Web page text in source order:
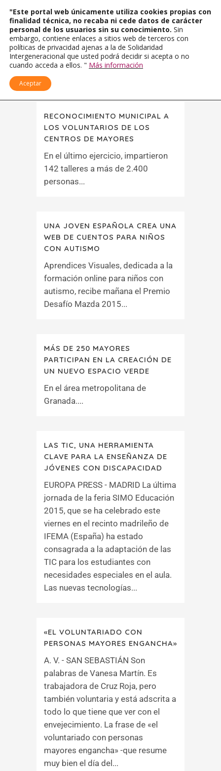
RECONOCIMIENTO MUNICIPAL A
LOS VOLUNTARIOS DE LOS
CENTROS DE MAYORES
En el último ejercicio, impartieron
142 talleres a más de 2.400
personas...
UNA JOVEN ESPAÑOLA CREA UNA
WEB DE CUENTOS PARA NIÑOS
CON AUTISMO
Aprendices Visuales, dedicada a la
formación online para niños con
autismo, recibe mañana el Premio
Desafío Mazda 2015...
MÁS DE 250 MAYORES
PARTICIPAN EN LA CREACIÓN DE
UN NUEVO ESPACIO VERDE
En el área metropolitana de
Granada....
LAS TIC, UNA HERRAMIENTA
CLAVE PARA LA ENSEÑANZA DE
JÓVENES CON DISCAPACIDAD
EUROPA PRESS - MADRID La última
jornada de la feria SIMO Educación
2015, que se ha celebrado este
viernes en el recinto madrileño de
IFEMA (España) ha estado
consagrada a la adaptación de las
TIC para los estudiantes con
necesidades especiales en el aula.
Las nuevas tecnologías...
«EL VOLUNTARIADO CON
PERSONAS MAYORES ENGANCHA»
A. V. - SAN SEBASTIÁN Son
palabras de Vanesa Martín. Es
trabajadora de Cruz Roja, pero
también voluntaria y está adscrita a
todo lo que tiene que ver con el
envejecimiento. La frase de «el
voluntariado con personas
mayores engancha» -que resume
muy bien el día del...
"Este portal web únicamente utiliza cookies propias con
finalidad técnica, no recaba ni cede datos de carácter
personal de los usuarios sin su conocimiento. Sin
embargo, contiene enlaces a sitios web de terceros con
políticas de privacidad ajenas a la de Solidaridad
Intergeneracional que usted podrá decidir si acepta o no
cuando acceda a ellos. " Más información
Aceptar